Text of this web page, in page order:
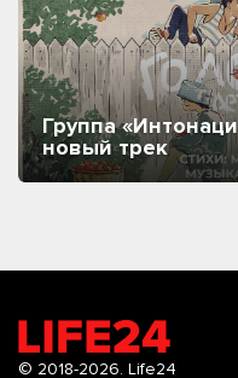
Группа
новый трек
© 2018-2026. Life24